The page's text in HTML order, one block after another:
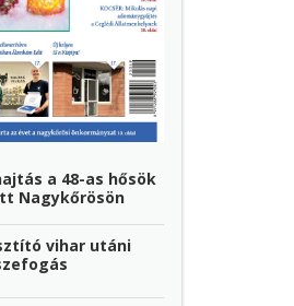
a 48-as hősök
Nagykőrösön
vihar utáni